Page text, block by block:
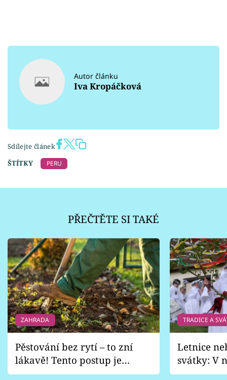
Autor článku
Iva Kropáčková
Sdílejte článek
ŠTÍTKY
PERU
PŘEČTĚTE SI TAKÉ
ZAHRADA
Pěstování bez rytí – to zní
lákavě! Tento postup je
vhodný jen pro některé
TRADICE A
Letnice
svátky: V
pondělí